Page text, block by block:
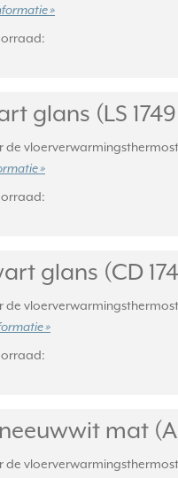
»
glans (LS 1749
de
»
glans (CD
de
»
mat (A
de